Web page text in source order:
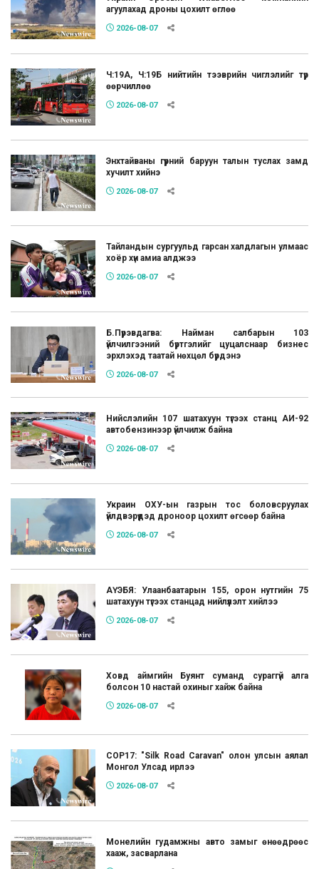
агуулахад дроны цохилт өглөө
2026-08-07
Ч:19А, Ч:19Б нийтийн тээврийн чиглэлийг түр
өөрчиллөө
2026-08-07
Энхтайваны гүүрний баруун талын туслах замд
хучилт хийнэ
2026-08-07
Тайландын сургуульд гарсан халдлагын улмаас
хоёр хүн амиа алджээ
2026-08-07
Б.Пүрэвдагва: Найман салбарын 103
үйлчилгээний бүртгэлийг цуцалснаар бизнес
эрхлэхэд таатай нөхцөл бүрдэнэ
2026-08-07
Нийслэлийн 107 шатахуун түгээх станц АИ-92
автобензинээр үйлчилж байна
2026-08-07
Украин ОХУ-ын газрын тос боловсруулах
үйлдвэрүүдэд дроноор цохилт өгсөөр байна
2026-08-07
АҮЭБЯ: Улаанбаатарын 155, орон нутгийн 75
шатахуун түгээх станцад нийлүүлэлт хийлээ
2026-08-07
Ховд аймгийн Буянт суманд сураггүй алга
болсон 10 настай охиныг хайж байна
2026-08-07
COP17: "Silk Road Caravan" олон улсын аялал
Монгол Улсад ирлээ
2026-08-07
Монелийн гудамжны авто замыг өнөөдрөөс
хааж, засварлана